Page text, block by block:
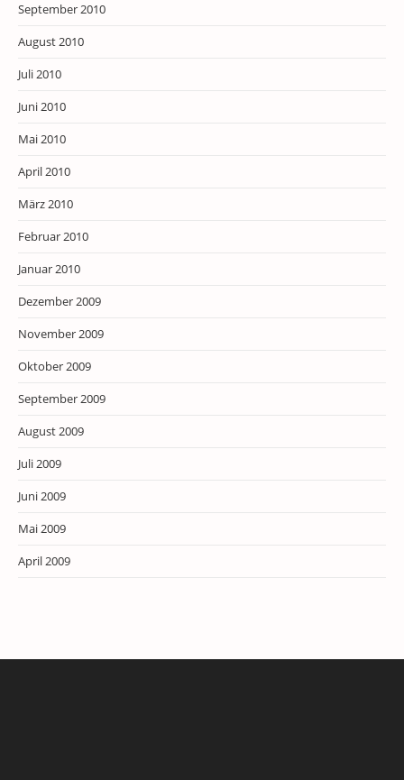
September 2010
August 2010
Juli 2010
Juni 2010
Mai 2010
April 2010
März 2010
Februar 2010
Januar 2010
Dezember 2009
November 2009
Oktober 2009
September 2009
August 2009
Juli 2009
Juni 2009
Mai 2009
April 2009